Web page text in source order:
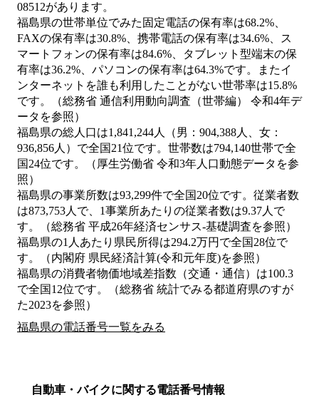
08512があります。
福島県の世帯単位でみた固定電話の保有率は68.2%、
FAXの保有率は30.8%、携帯電話の保有率は34.6%、ス
マートフォンの保有率は84.6%、タブレット型端末の保
有率は36.2%、パソコンの保有率は64.3%です。またイ
ンターネットを誰も利用したことがない世帯率は15.8%
です。（総務省 通信利用動向調査（世帯編） 令和4年デ
ータを参照）
福島県の総人口は1,841,244人（男：904,388人、女：
936,856人）で全国21位です。世帯数は794,140世帯で全
国24位です。（厚生労働省 令和3年人口動態データを参
照）
福島県の事業所数は93,299件で全国20位です。従業者数
は873,753人で、1事業所あたりの従業者数は9.37人で
す。（総務省 平成26年経済センサス‐基礎調査を参照）
福島県の1人あたり県民所得は294.2万円で全国28位で
す。（内閣府 県民経済計算(令和元年度)を参照）
福島県の消費者物価地域差指数（交通・通信）は100.3
で全国12位です。（総務省 統計でみる都道府県のすが
た2023を参照）
福島県の電話番号一覧をみる
自動車・バイクに関する電話番号情報